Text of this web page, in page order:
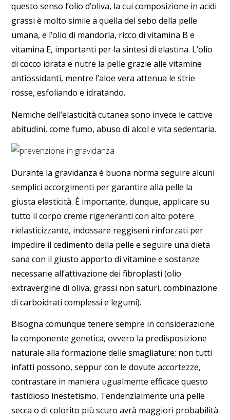
questo senso l’olio d’oliva, la cui composizione in acidi
grassi è molto simile a quella del sebo della pelle
umana, e l’olio di mandorla, ricco di vitamina B e
vitamina E, importanti per la sintesi di elastina. L’olio
di cocco idrata e nutre la pelle grazie alle vitamine
antiossidanti, mentre l’aloe vera attenua le strie
rosse, esfoliando e idratando.
Nemiche dell’elasticità cutanea sono invece lecattive
abitudini, come fumo, abuso di alcol e vita sedentaria.
Durante la gravidanzaè buona norma seguire alcuni
semplici accorgimenti per garantire alla pelle la
giusta elasticità. È importante, dunque, applicare su
tutto il corpocreme rigeneranti con alto potere
rielasticizzante, indossare reggiseni rinforzati per
impedire il cedimento della pelle e seguire unadieta
sana con il giusto apporto di vitamine e sostanze
necessarie all’attivazione dei fibroplasti (olio
extravergine di oliva, grassi non saturi, combinazione
di carboidrati complessi e legumi).
Bisogna comunque tenere sempre in considerazione
la componente genetica, ovvero la predisposizione
naturale alla formazione delle smagliature; non tutti
infatti possono, seppur con le dovute accortezze,
contrastare in maniera ugualmente efficace questo
fastidioso inestetismo. Tendenzialmente una pelle
secca o di colorito più scuro avrà maggiori probabilità